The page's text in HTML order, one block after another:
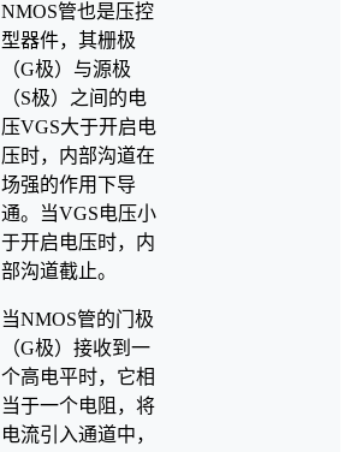
NMOS管也是压控
型器件，其栅极
（G极）与源极
（S极）之间的电
压VGS大于开启电
压时，内部沟道在
场强的作用下导
通。当VGS电压小
于开启电压时，内
部沟道截止。
当NMOS管的门极
（G极）接收到一
个高电平时，它相
当于一个电阻，将
电流引入通道中，